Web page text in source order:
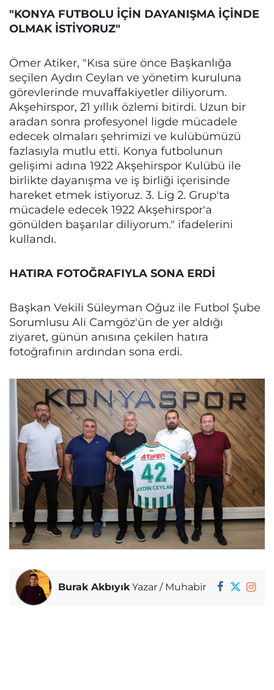
"KONYA FUTBOLU İÇİN DAYANIŞMA İÇİNDE
OLMAK İSTİYORUZ"
Ömer Atiker, "Kısa süre önce Başkanlığa
seçilen Aydın Ceylan ve yönetim kuruluna
görevlerinde muvaffakiyetler diliyorum.
Akşehirspor, 21 yıllık özlemi bitirdi. Uzun bir
aradan sonra profesyonel ligde mücadele
edecek olmaları şehrimizi ve kulübümüzü
fazlasıyla mutlu etti. Konya futbolunun
gelişimi adına 1922 Akşehirspor Kulübü ile
birlikte dayanışma ve iş birliği içerisinde
hareket etmek istiyoruz. 3. Lig 2. Grup'ta
mücadele edecek 1922 Akşehirspor'a
gönülden başarılar diliyorum." ifadelerini
kullandı.
HATIRA FOTOĞRAFIYLA SONA ERDİ
Başkan Vekili Süleyman Oğuz ile Futbol Şube
Sorumlusu Ali Camgöz'ün de yer aldığı
ziyaret, günün anısına çekilen hatıra
fotoğrafının ardından sona erdi.
Burak AkbıyıkYazar / Muhabir